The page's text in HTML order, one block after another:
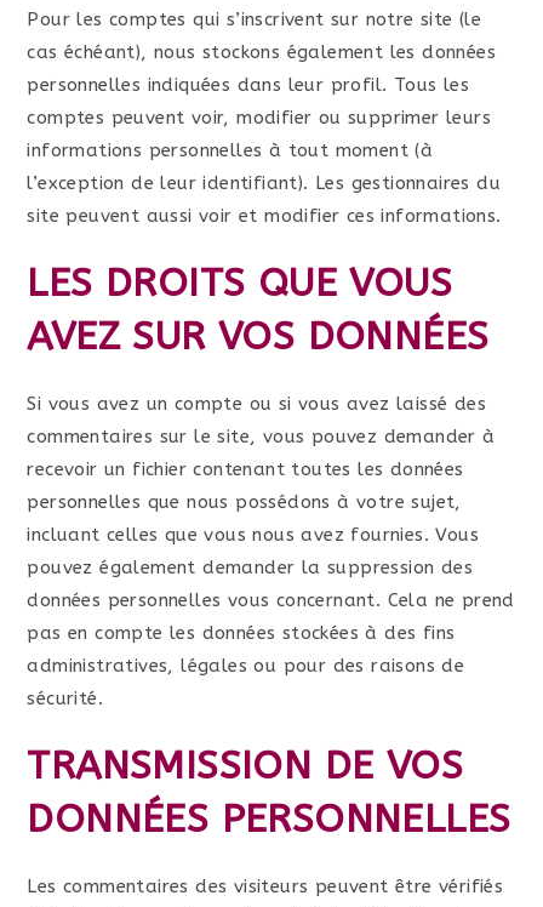
Pour les comptes qui s’inscrivent sur notre site (le
cas échéant), nous stockons également les données
personnelles indiquées dans leur profil. Tous les
comptes peuvent voir, modifier ou supprimer leurs
informations personnelles à tout moment (à
l’exception de leur identifiant). Les gestionnaires du
site peuvent aussi voir et modifier ces informations.
LES DROITS QUE VOUS
AVEZ SUR VOS DONNÉES
Si vous avez un compte ou si vous avez laissé des
commentaires sur le site, vous pouvez demander à
recevoir un fichier contenant toutes les données
personnelles que nous possédons à votre sujet,
incluant celles que vous nous avez fournies. Vous
pouvez également demander la suppression des
données personnelles vous concernant. Cela ne prend
pas en compte les données stockées à des fins
administratives, légales ou pour des raisons de
sécurité.
TRANSMISSION DE VOS
DONNÉES PERSONNELLES
Les commentaires des visiteurs peuvent être vérifiés